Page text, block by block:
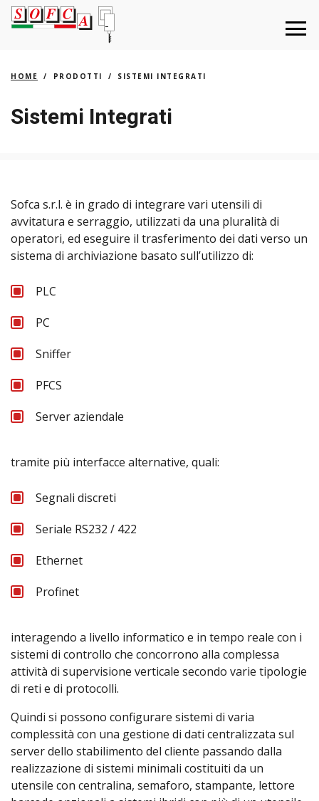
HOME PRODOTTI SISTEMI INTEGRATI
Sistemi Integrati
Sofca s.r.l. è in grado di integrare vari utensili di
avvitatura e serraggio, utilizzati da una pluralità di
operatori, ed eseguire il trasferimento dei dati verso un
sistema di archiviazione basato sull’utilizzo di:
PLC
PC
Sniffer
PFCS
Server aziendale
tramite più interfacce alternative, quali:
Segnali discreti
Seriale RS232 / 422
Ethernet
Profinet
interagendo a livello informatico e in tempo reale con i
sistemi di controllo che concorrono alla complessa
attività di supervisione verticale secondo varie tipologie
di reti e di protocolli.
Quindi si possono configurare sistemi di varia
complessità con una gestione di dati centralizzata sul
server dello stabilimento del cliente passando dalla
realizzazione di sistemi minimali costituiti da un
utensile con centralina, semaforo, stampante, lettore